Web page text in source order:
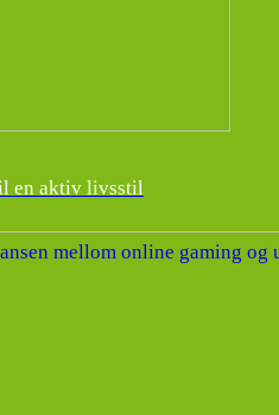
en aktiv livsstil